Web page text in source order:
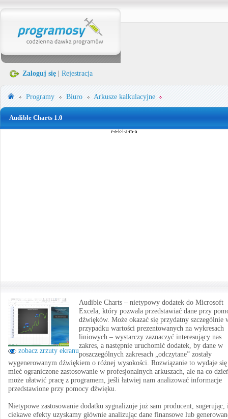
Zaloguj się Rejestracja
Programy Biuro Arkusze kalkulacyjne
Audible Charts 1.0
zobacz zrzuty ekranu
Audible Charts – nietypowy dodatek do Microsoft
Excela, który pozwala przedstawiać dane przy
dźwięków. Może okazać się przydatny szczególnie
przypadku wartości prezentowanych na wykresach
liniowych – wystarczy zaznaczyć interesujący nas
zakres, a następnie uruchomić dodatek, by dane w
poszczególnych zakresach „odczytane” zostały
wygenerowanym dźwiękiem o różnej wysokości. Rozwiązanie to wydaje się
mieć ograniczone zastosowanie w profesjonalnych arkuszach, ale na co
może ułatwić pracę z programem, jeśli łatwiej nam analizować informacje
przedstawione przy pomocy dźwięku.
Nietypowe zastosowanie dodatku sygnalizuje już sam producent, sugerując,
ciekawe efekty uzyskamy głównie analizując dane finansowe lub